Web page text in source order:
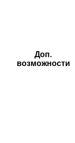
Доп.
возможности